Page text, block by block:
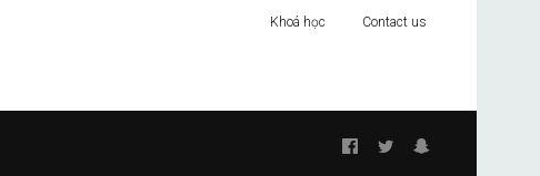
Khoá học Contact us
Follow